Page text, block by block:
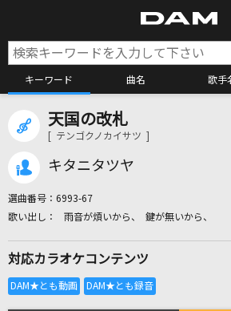
キーワード 曲名 歌手
全国りれき
天国の改札
[ テンゴクノカイサツ ]
キタニタツヤ
選曲番号： 6993-67
雨音が煩いから、 鍵が無いから、
対応カラオケコンテンツ